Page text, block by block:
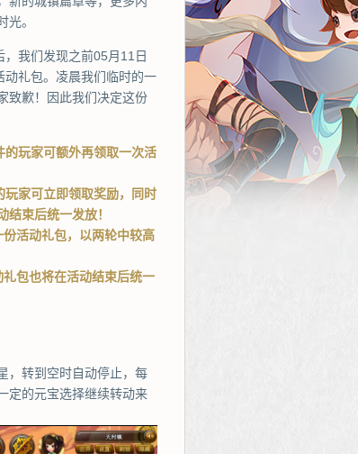
。
我们发现之前05月11日
礼包。凌晨我们临时的一
致歉！因此我们决定这份
玩家可额外再领取一次活
家可立即领取奖励，同时
束后统一发放！
活动礼包，以两轮中较高
包也将在活动结束后统一
，转到空时自动停止，每
定的元宝选择继续转动来